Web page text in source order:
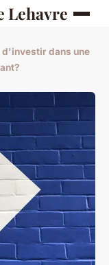
Lehavre
d'investir dans une